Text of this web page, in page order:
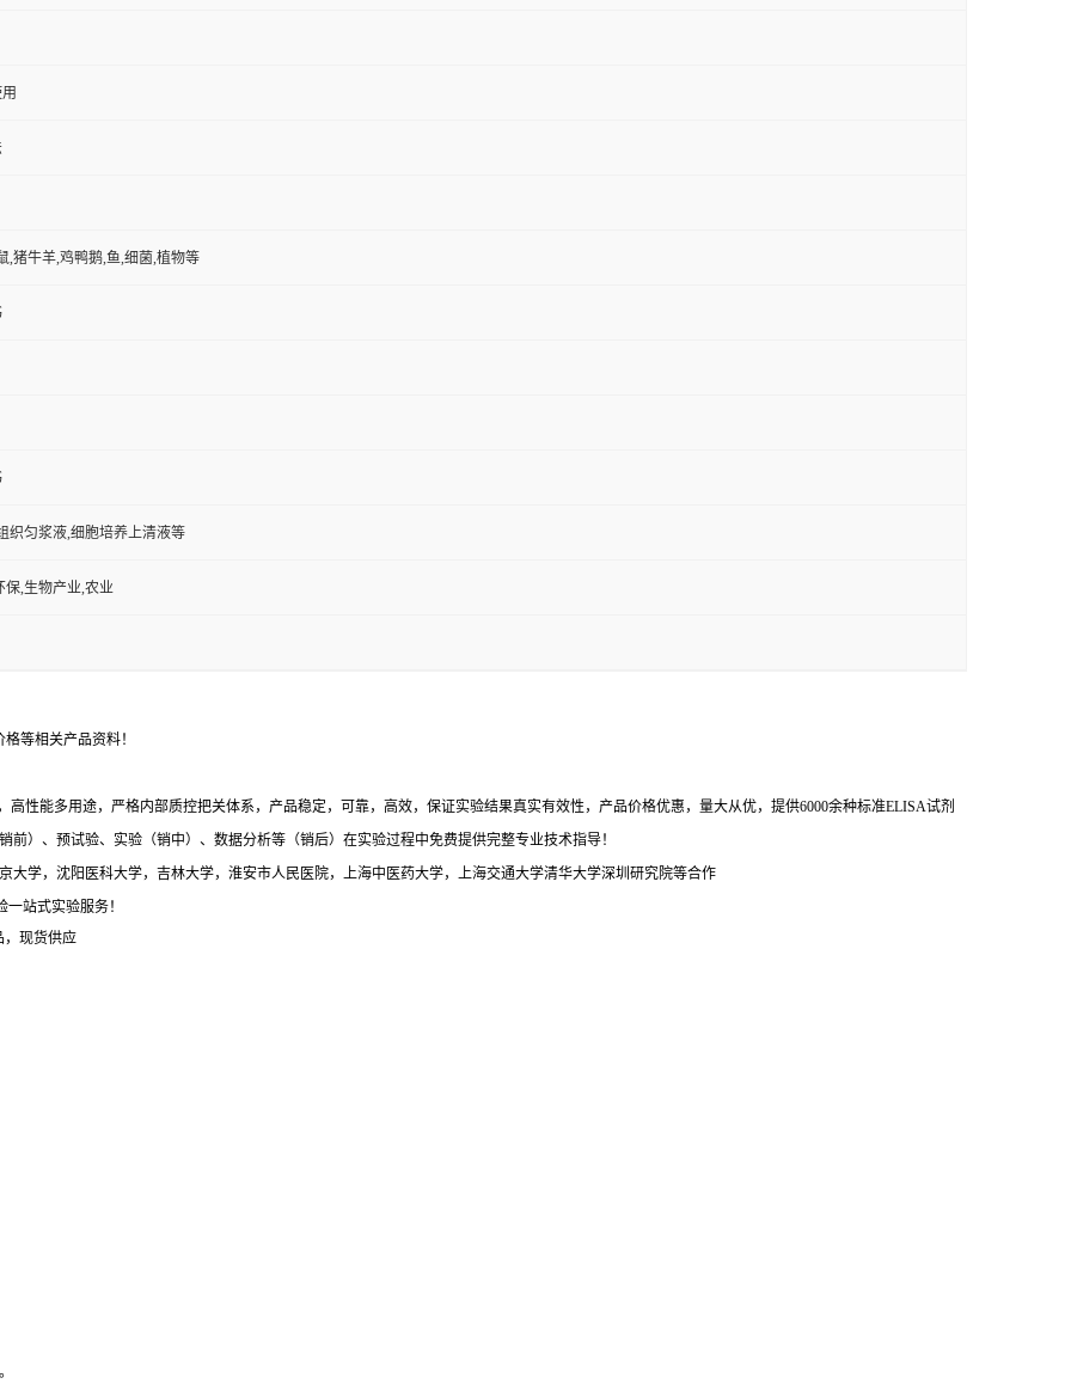
,猪牛羊,鸡鸭鹅,鱼,细菌,植物等
织匀浆液,细胞培养上清液等
保,生物产业,农业
等相关产品资料！
性能多用途，严格内部质控把关体系，产品稳定，可靠，高效，保证实验结果真实有效性，产品价格优惠，量大从优，提供6000余种标准ELISA试剂
）、预试验、实验（销中）、数据分析等（销后）在实验过程中免费提供完整专业技术指导！
大学，沈阳医科大学，吉林大学，淮安市人民医院，上海中医药大学，上海交通大学清华大学深圳研究院等合作
站式实验服务！
，现货供应
。